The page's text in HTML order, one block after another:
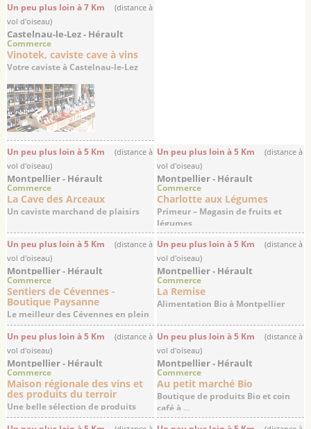
Un peu plus loin à 7 Km
(distance à
vol d'oiseau)
Castelnau-le-Lez - Hérault
Commerce
Vinotek, caviste cave à vins
Votre caviste à Castelnau-le-Lez
Un peu plus loin à 5 Km
(distance à
vol d'oiseau)
Montpellier - Hérault
Commerce
La Cave des Arceaux
Un caviste marchand de plaisirs
Un peu plus loin à 5 Km
(distance à
vol d'oiseau)
Montpellier - Hérault
Commerce
Charlotte aux Légumes
Primeur – Magasin de fruits et
légumes
Un peu plus loin à 5 Km
(distance à
vol d'oiseau)
Montpellier - Hérault
Commerce
Sentiers de Cévennes -
Boutique Paysanne
Le meilleur des Cévennes en plein
cœur de ...
Un peu plus loin à 5 Km
(distance à
vol d'oiseau)
Montpellier - Hérault
Commerce
La Remise
Alimentation Bio à Montpellier
Un peu plus loin à 5 Km
(distance à
vol d'oiseau)
Montpellier - Hérault
Commerce
Maison régionale des vins et
des produits du terroir
Une belle sélection de produits
régionaux à ...
Un peu plus loin à 5 Km
(distance à
vol d'oiseau)
Montpellier - Hérault
Commerce
Au petit marché Bio
Boutique de produits Bio et coin
café à ...